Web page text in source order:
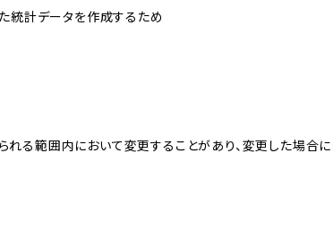
統計データを作成するため
れる範囲内において変更することがあり、変更した場合